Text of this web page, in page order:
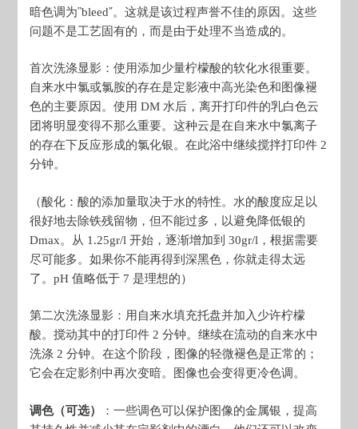
暗色调为῝bleed῎。这就是该过程声誉不佳的原因。这些
问题不是工艺固有的，而是由于处理不当造成的。
首次洗涤显影：使用添加少量柠檬酸的软化水很重要。
自来水中氯或氯胺的存在是定影液中高光染色和图像褪
色的主要原因。使用 DM 水后，离开打印件的乳白色云
团将明显变得不那么重要。这种云是在自来水中氯离子
的存在下反应形成的氯化银。在此浴中继续搅拌打印件 2
分钟。
（酸化：酸的添加量取决于水的特性。水的酸度应足以
很好地去除铁残留物，但不能过多，以避免降低银的
Dmax。从 1.25gr/l 开始，逐渐增加到 30gr/l，根据需要
尽可能多。如果你不能再得到深黑色，你就走得太远
了。pH 值略低于 7 是理想的）
第二次洗涤显影：用自来水填充托盘并加入少许柠檬
酸。搅动其中的打印件 2 分钟。继续在流动的自来水中
洗涤 2 分钟。在这个阶段，图像的轻微褪色是正常的；
它会在定影剂中再次变暗。图像也会变得更冷色调。
调色（可选）
：一些调色可以保护图像的金属银，提高